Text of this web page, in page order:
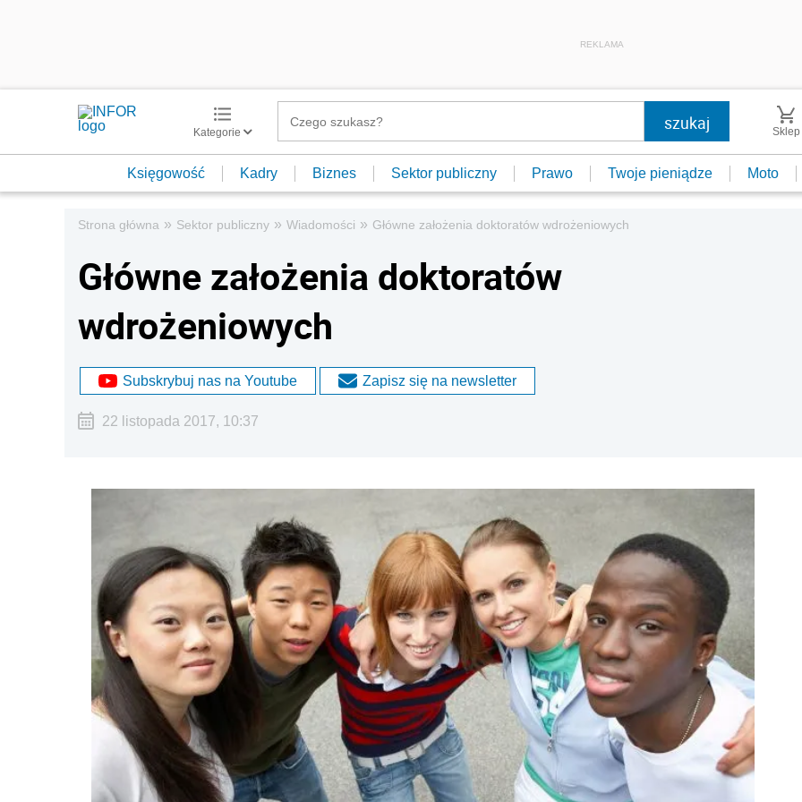
REKLAMA
Kategorie Sklep
Księgowość Kadry Biznes Sektor publiczny Prawo Twoje pieniądze Moto
Strona główna » Sektor publiczny » Wiadomości » Główne założenia doktoratów wdrożeniowych
Główne założenia doktoratów
wdrożeniowych
Subskrybuj nas na Youtube Zapisz się na newsletter
22 listopada 2017, 10:37